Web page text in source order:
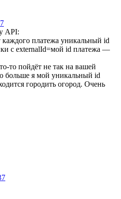
API:
платежа уникальный id
с externalId=мой id платежа —
то пойдёт не так на вашей
больше я мой уникальный id
городить огород. Очень